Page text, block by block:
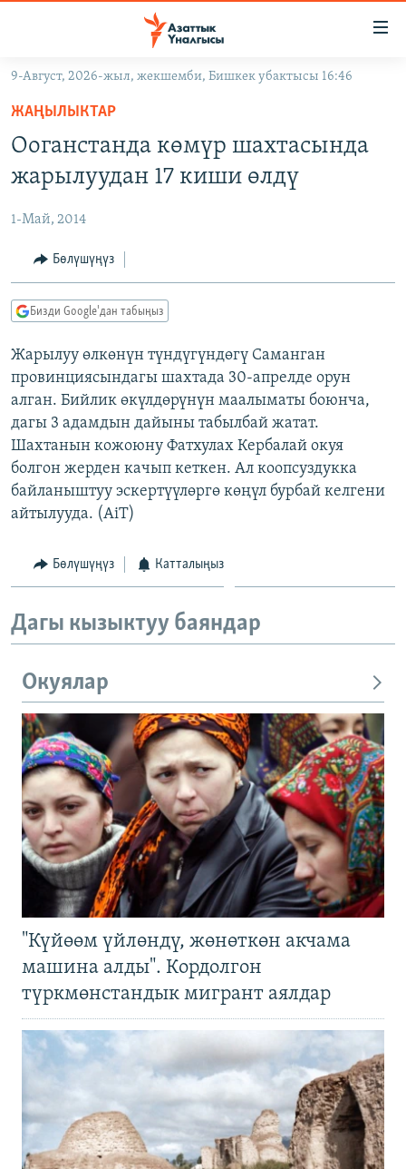
Навигацияга
өтүңүз
Издөөгө
салыңыз
ЭКОНОМИКА
МАДАНИЯТ
БОРБОР АЗИЯ
УКРАИНА
АТАЙЫН ИЛИКТӨӨ
ТВ ПРОГРАММАЛАР
ЭКСПЕРТТЕР ТАЛДАЙТ
БИЗ ЖАНА ДҮЙНӨ
ДАНИСТЕ
ЭЖЕ-СИҢДИЛЕР
ЫҢГАЙСЫЗ СУРООЛОР
ӨЗГӨЧӨ ПИКИР
Русский
ОНЛАЙН ШЕРИНЕ
9-Август, 2026-жыл, жекшемби, Бишкек убактысы 16:46
ЖАҢЫЛЫКТАР
Ооганстанда көмүр шахтасында
жарылуудан 17 киши өлдү
1-Май, 2014
Бөлүшүңүз
Бизди Google'дан табыңыз
Жарылуу өлкөнүн түндүгүндөгү Саманган
провинциясындагы шахтада 30-апрелде орун
алган. Бийлик өкүлдөрүнүн маалыматы боюнча,
дагы 3 адамдын дайыны табылбай жатат.
Шахтанын кожоюну Фатхулах Кербалай окуя
болгон жерден качып кеткен. Ал коопсуздукка
байланыштуу эскертүүлөргө көңүл бурбай келгени
айтылууда. (AiT)
Бөлүшүңүз Катталыңыз
Дагы кызыктуу баяндар
Окуялар
"Күйөөм үйлөндү, жөнөткөн акчама
машина алды". Кордолгон
түркмөнстандык мигрант аялдар